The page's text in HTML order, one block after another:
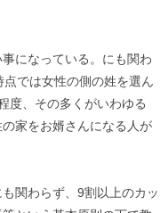
になっている。にも関わ
では女性の側の姓を選ん
度、その多くがいわゆる
家をお婿さんになる人が
関わらず、9割以上のカッ